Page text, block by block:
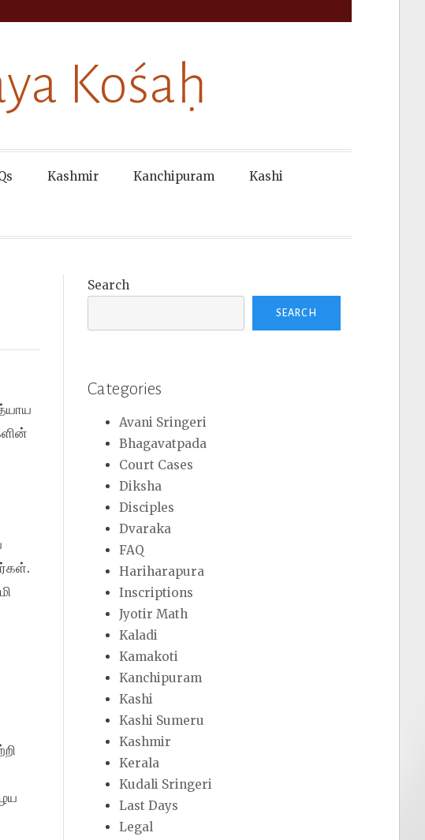
Kośaḥ
Kashmir Kanchipuram Kashi
Search
SEARCH
Categories
Avani Sringeri
Bhagavatpada
Court Cases
Diksha
Disciples
Dvaraka
FAQ
Hariharapura
Inscriptions
Jyotir Math
Kaladi
Kamakoti
Kanchipuram
Kashi
Kashi Sumeru
Kashmir
Kerala
Kudali Sringeri
Last Days
Legal